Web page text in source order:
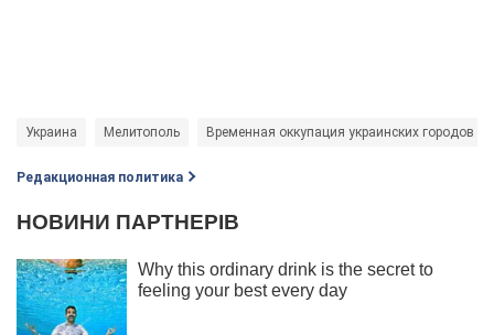
Украина Мелитополь Временная оккупация украинских городов
Редакционная политика